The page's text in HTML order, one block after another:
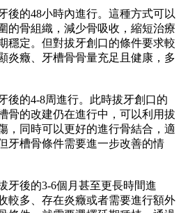
的48小時內進行。這種方式可以
的骨組織，減少骨吸收，縮短治療
穩定。但對拔牙創口的條件要求較
炎癥、牙槽骨骨量充足且健康，多
的4-8周進行。此時拔牙創口的
骨的改建仍在進行中，可以利用拔
，同時可以更好的進行骨結合，適
牙槽骨條件需要進一步改善的情
後的3-6個月甚至更長時間進
較多、存在炎癥或者需要進行額外